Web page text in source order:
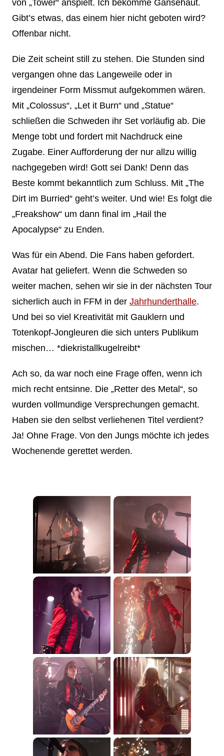
von „Tower“ anspielt. Ich bekomme Gänsehaut.
Gibt’s etwas, das einem hier nicht geboten wird?
Offenbar nicht.
Die Zeit scheint still zu stehen. Die Stunden sind
vergangen ohne das Langeweile oder in
irgendeiner Form Missmut aufgekommen wären.
Mit „Colossus“, „Let it Burn“ und „Statue“
schließen die Schweden ihr Set vorläufig ab. Die
Menge tobt und fordert mit Nachdruck eine
Zugabe. Einer Aufforderung der nur allzu willig
nachgegeben wird! Gott sei Dank! Denn das
Beste kommt bekanntlich zum Schluss. Mit „The
Dirt im Burried“ geht’s weiter. Und wie! Es folgt die
„Freakshow“ um dann final im „Hail the
Apocalypse“ zu Enden.
Was für ein Abend. Die Fans haben gefordert.
Avatar hat geliefert. Wenn die Schweden so
weiter machen, sehen wir sie in der nächsten Tour
sicherlich auch in FFM in der Jahrhunderthalle.
Und bei so viel Kreativität mit Gauklern und
Totenkopf-Jongleuren die sich unters Publikum
mischen… *diekristallkugelreibt*
Ach so, da war noch eine Frage offen, wenn ich
mich recht entsinne. Die „Retter des Metal“, so
wurden vollmundige Versprechungen gemacht.
Haben sie den selbst verliehenen Titel verdient?
Ja! Ohne Frage. Von den Jungs möchte ich jedes
Wochenende gerettet werden.